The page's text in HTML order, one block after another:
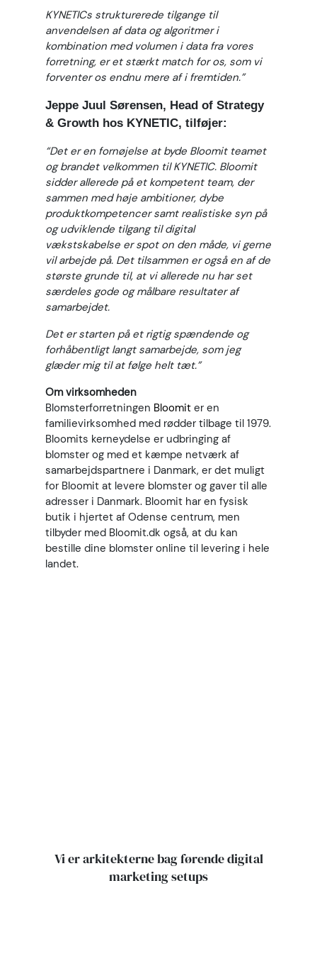
KYNETICs strukturerede tilgange til
anvendelsen af data og algoritmer i
kombination med volumen i data fra vores
forretning, er et stærkt match for os, som vi
forventer os endnu mere af i fremtiden.”
Jeppe Juul Sørensen, Head of Strategy
& Growth hos KYNETIC, tilføjer:
“Det er en fornøjelse at byde Bloomit teamet
og brandet velkommen til KYNETIC. Bloomit
sidder allerede på et kompetent team, der
sammen med høje ambitioner, dybe
produktkompetencer samt realistiske syn på
og udviklende tilgang til digital
vækstskabelse er spot on den måde, vi gerne
vil arbejde på. Det tilsammen er også en af de
største grunde til, at vi allerede nu har set
særdeles gode og målbare resultater af
samarbejdet.
Det er starten på et rigtig spændende og
forhåbentligt langt samarbejde, som jeg
glæder mig til at følge helt tæt.”
Om virksomheden
Blomsterforretningen Bloomit er en
familievirksomhed med rødder tilbage til 1979.
Bloomits kerneydelse er udbringing af
blomster og med et kæmpe netværk af
samarbejdspartnere i Danmark, er det muligt
for Bloomit at levere blomster og gaver til alle
adresser i Danmark. Bloomit har en fysisk
butik i hjertet af Odense centrum, men
tilbyder med Bloomit.dk også, at du kan
bestille dine blomster online til levering i hele
landet.
Vi er arkitekterne bag førende digital
marketing setups